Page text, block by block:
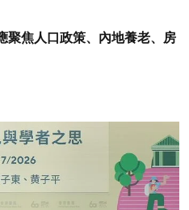
聚焦人口政策、內地養老、房